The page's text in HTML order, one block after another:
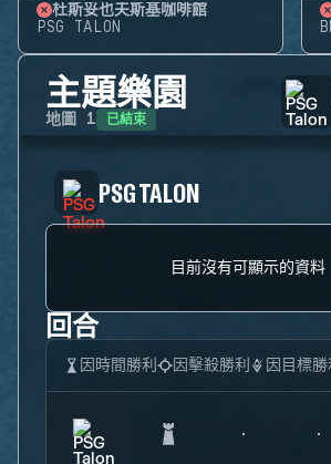
杜斯妥也夫斯基咖啡館
PSG TALON
主題樂園
地圖 1 已結束
PSG TALON
目前沒有可顯示的資料
回合
因時間勝利 因擊殺勝利 因目標勝